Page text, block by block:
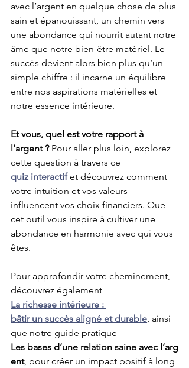
avec l’argent en quelque chose de plus
sain et épanouissant, un chemin vers
une abondance qui nourrit autant notre
âme que notre bien-être matériel. Le
succès devient alors bien plus qu’un
simple chiffre : il incarne un équilibre
entre nos aspirations matérielles et
notre essence intérieure.
Et vous, quel est votre rapport à
l’argent ? Pour aller plus loin, explorez
cette question à travers ce
quiz interactif et découvrez comment
votre intuition et vos valeurs
influencent vos choix financiers. Que
cet outil vous inspire à cultiver une
abondance en harmonie avec qui vous
êtes.
Pour approfondir votre cheminement,
découvrez également
La richesse intérieure :
bâtir un succès aligné et durable, ainsi
que notre guide pratique
Les bases d’une relation saine avec l’arg
ent, pour créer un impact positif à long